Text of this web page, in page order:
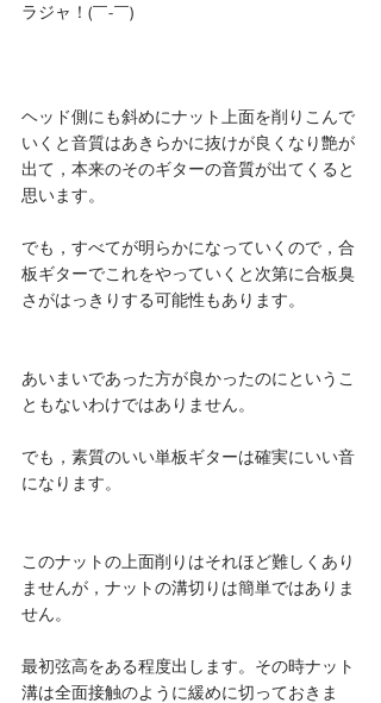
ラジャ！(￣-￣)ゞ
ヘッド側にも斜めにナット上面を削りこんで
いくと音質はあきらかに抜けが良くなり艶が
出て，本来のそのギターの音質が出てくると
思います。
でも，すべてが明らかになっていくので，合
板ギターでこれをやっていくと次第に合板臭
さがはっきりする可能性もあります。
あいまいであった方が良かったのにというこ
ともないわけではありません。
でも，素質のいい単板ギターは確実にいい音
になります。
このナットの上面削りはそれほど難しくあり
ませんが，ナットの溝切りは簡単ではありま
せん。
最初弦高をある程度出します。その時ナット
溝は全面接触のように緩めに切っておきま